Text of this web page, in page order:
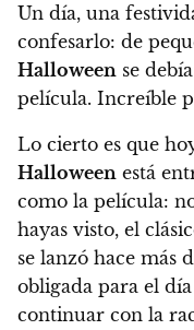
Un día, una
confesarlo: de
Halloween se
película. Increíble
Lo cierto es que
Halloween está
como la película: n
hayas visto, el
se lanzó hace más
obligada para el
continuar con la